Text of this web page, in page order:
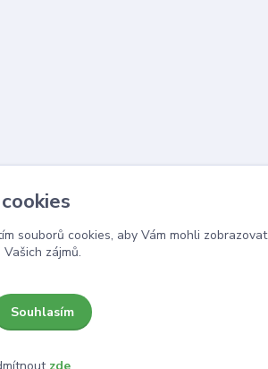
souborů cookies, aby Vám mohli zobrazovat
zájmů.
Souhlasím